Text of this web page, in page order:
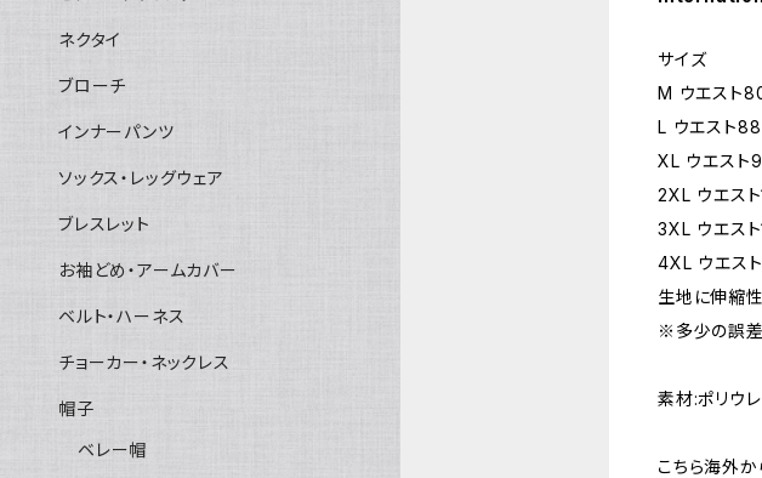
サイズ
M ウエスト
L ウエスト
XL ウエスト
2XL ウエス
3XL ウエス
4XL ウエス
生地に伸縮性
※多少の誤差
素材:ポリウ
こちら海外か
ネクタイ
ブローチ
インナーパンツ
ソックス・レッグウェア
ブレスレット
お袖どめ・アームカバー
ベルト・ハーネス
チョーカー・ネックレス
帽子
ベレー帽